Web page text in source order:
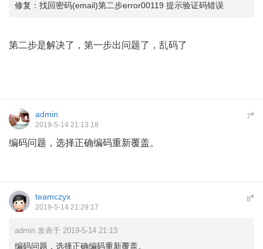
修复：找回密码(email)第二步error00119 提示验证码错误
第二步是解决了，第一步出问题了，乱码了
7#
admin
2019-5-14 21:13:18
编码问题，选择正确编码重新覆盖。
8#
teamczyx
2019-5-14 21:29:17
admin 发表于 2019-5-14 21:13
编码问题，选择正确编码重新覆盖。